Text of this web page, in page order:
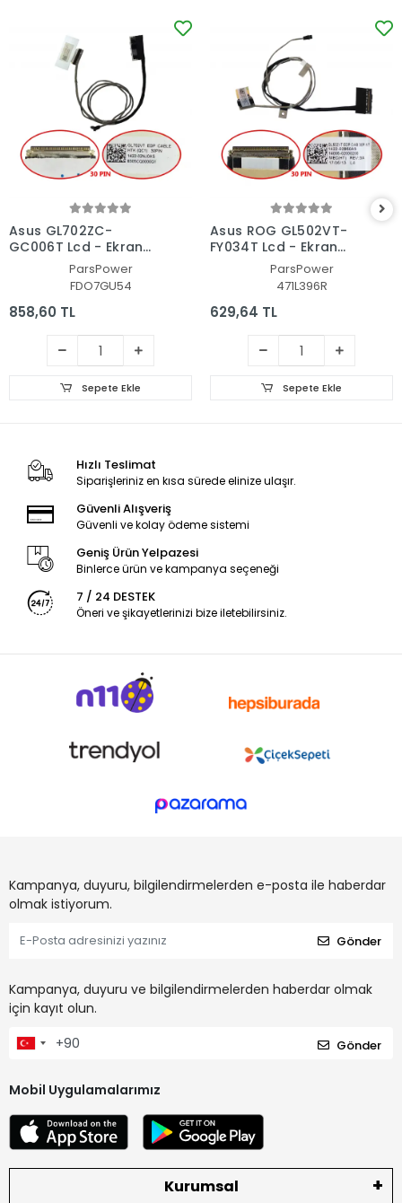
Asus GL702ZC-
GC006T Lcd - Ekran
Data Flex Kablosu
ParsPower
FDO7GU54
858,60 TL
Sepete Ekle
Asus ROG GL502VT-
FY034T Lcd - Ekran
Data Flex Kablosu
ParsPower
471L396R
629,64 TL
Sepete Ekle
Hızlı Teslimat
Siparişleriniz en kısa sürede elinize ulaşır.
Güvenli Alışveriş
Güvenli ve kolay ödeme sistemi
Geniş Ürün Yelpazesi
Binlerce ürün ve kampanya seçeneği
7 / 24 DESTEK
Öneri ve şikayetlerinizi bize iletebilirsiniz.
Kampanya, duyuru, bilgilendirmelerden e-posta ile haberdar
olmak istiyorum.
Gönder
Kampanya, duyuru ve bilgilendirmelerden haberdar olmak
için kayıt olun.
Gönder
Mobil Uygulamalarımız
Kurumsal